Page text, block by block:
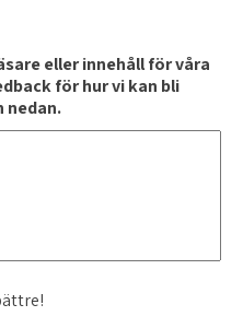
eller innehåll för våra
för hur vi kan bli
nedan.